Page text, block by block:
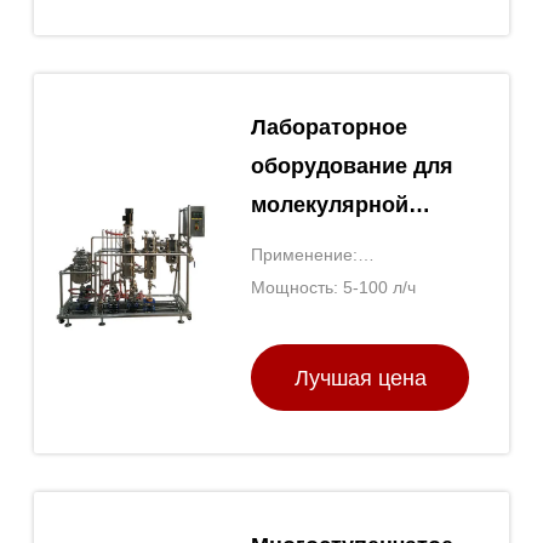
Лабораторное
оборудование для
молекулярной
дистилляции
Применение:
Концентрация/Мощность: 5-100 л/ч
Лучшая цена